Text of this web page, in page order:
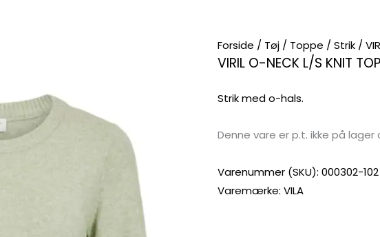
Forside / Tøj / Toppe /Strik /
VIRIL O-NECK L/S KNIT
Strik med o-hals.
Denne vare er p.t. ikke på
Varenummer (SKU): 000302-102
Varemærke: VILA